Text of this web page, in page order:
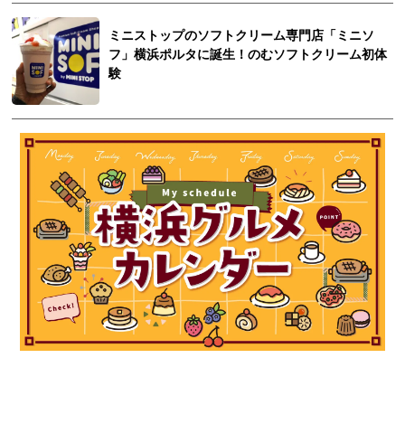
ミニストップのソフトクリーム専門店「ミニソ
フ」横浜ポルタに誕生！のむソフトクリーム初体
験